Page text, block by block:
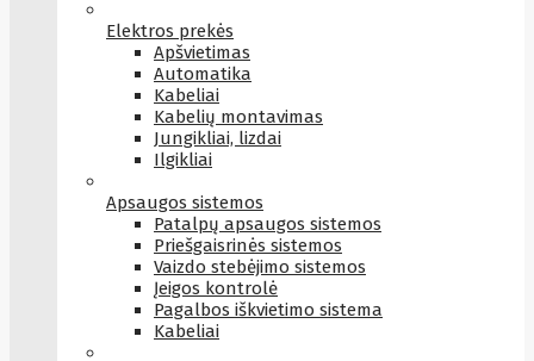
Elektros prekės
Apšvietimas
Automatika
Kabeliai
Kabelių montavimas
Jungikliai, lizdai
Ilgikliai
Apsaugos sistemos
Patalpų apsaugos sistemos
Priešgaisrinės sistemos
Vaizdo stebėjimo sistemos
Įeigos kontrolė
Pagalbos iškvietimo sistema
Kabeliai